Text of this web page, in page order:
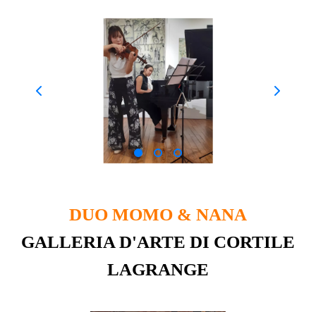
DUO MOMO & NANA
GALLERIA D'ARTE DI CORTILE
LAGRANGE